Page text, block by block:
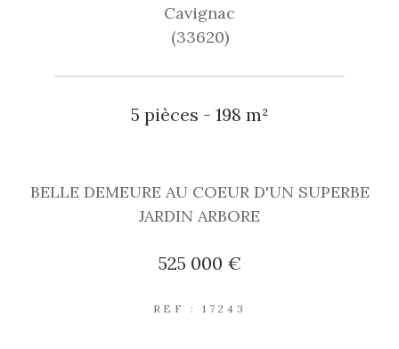
Cavignac
(33620)
5 pièces - 198 m²
BELLE DEMEURE AU COEUR D'UN SUPERBE
JARDIN ARBORE
525 000 €
REF : 17243